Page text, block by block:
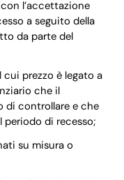
l’accettazione
a seguito della
da parte del
prezzo è legato a
che il
di controllare e che
di recesso;
su misura o